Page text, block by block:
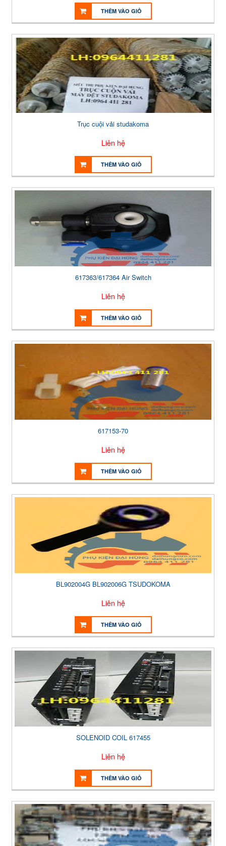
THÊM VÀO GIỎ
Trục cuội vải studakoma
Liên hệ
THÊM VÀO GIỎ
617363/617364 Air Switch
Liên hệ
THÊM VÀO GIỎ
617153-70
Liên hệ
THÊM VÀO GIỎ
BL902004G BL902006G TSUDOKOMA
Liên hệ
THÊM VÀO GIỎ
SOLENOID COIL 617455
Liên hệ
THÊM VÀO GIỎ